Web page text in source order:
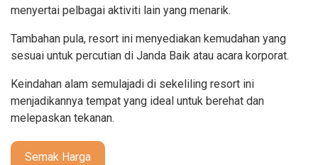
menyertai pelbagai aktiviti lain yang menarik.
Tambahan pula, resort ini menyediakan kemudahan yang
sesuai untuk percutian di Janda Baik atau acara korporat.
Keindahan alam semulajadi di sekeliling resort ini
menjadikannya tempat yang ideal untuk berehat dan
melepaskan tekanan.
Semak Harga